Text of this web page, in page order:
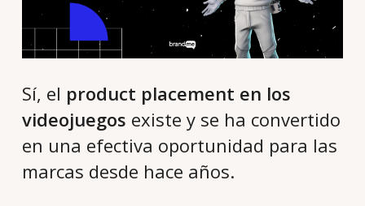
Sí, el product placement en los
videojuegos existe y se ha convertido
en una efectiva oportunidad para las
marcas desde hace años.